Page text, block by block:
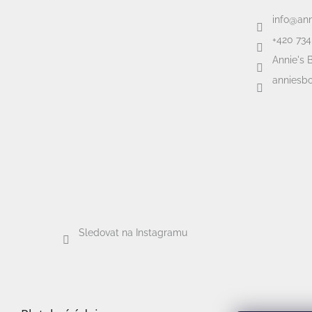
Sledovat na Instagramu
info@
+420
Annie's